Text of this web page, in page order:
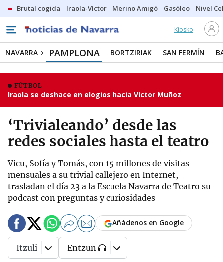
Brutal cogida Iraola-Víctor Merino Amigó Gasóleo Nivel
Kiosko
NAVARRA PAMPLONA BORTZIRIAK SAN FERMÍN
FÚTBOL
Iraola se deshace en elogios hacia Víctor Muñoz
‘Trivialeando’ desde las
redes sociales hasta el teatro
Vicu, Sofía y Tomás, con 15 millones de visitas
mensuales a su trivial callejero en Internet,
trasladan el día 23 a la Escuela Navarra de Teatro su
podcast con preguntas y curiosidades
Añádenos en Google
Itzuli Entzun